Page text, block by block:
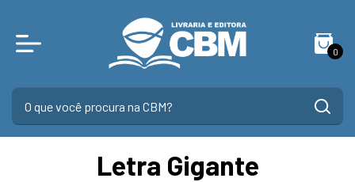
0
Letra Gigante